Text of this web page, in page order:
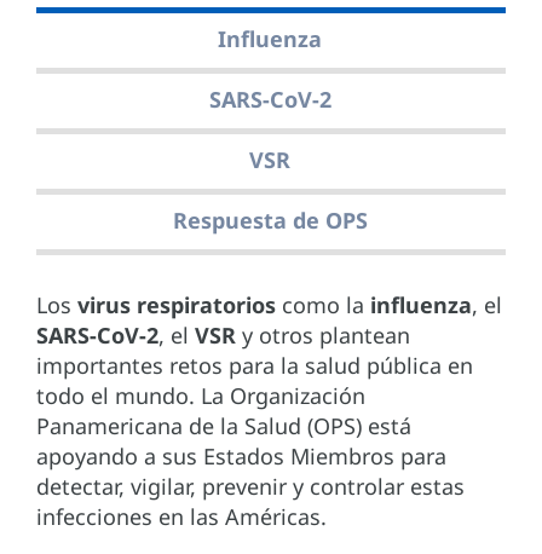
Influenza
SARS-CoV-2
VSR
Respuesta de OPS
Los virus respiratorios como la influenza, el
SARS-CoV-2, el VSR y otros plantean
importantes retos para la salud pública en
todo el mundo. La Organización
Panamericana de la Salud (OPS) está
apoyando a sus Estados Miembros para
detectar, vigilar, prevenir y controlar estas
infecciones en las Américas.